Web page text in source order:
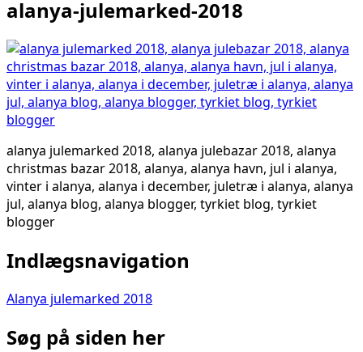
alanya-julemarked-2018
alanya julemarked 2018, alanya julebazar 2018, alanya
christmas bazar 2018, alanya, alanya havn, jul i alanya,
vinter i alanya, alanya i december, juletræ i alanya, alanya
jul, alanya blog, alanya blogger, tyrkiet blog, tyrkiet
blogger
Indlægsnavigation
Alanya julemarked 2018
Søg på siden her